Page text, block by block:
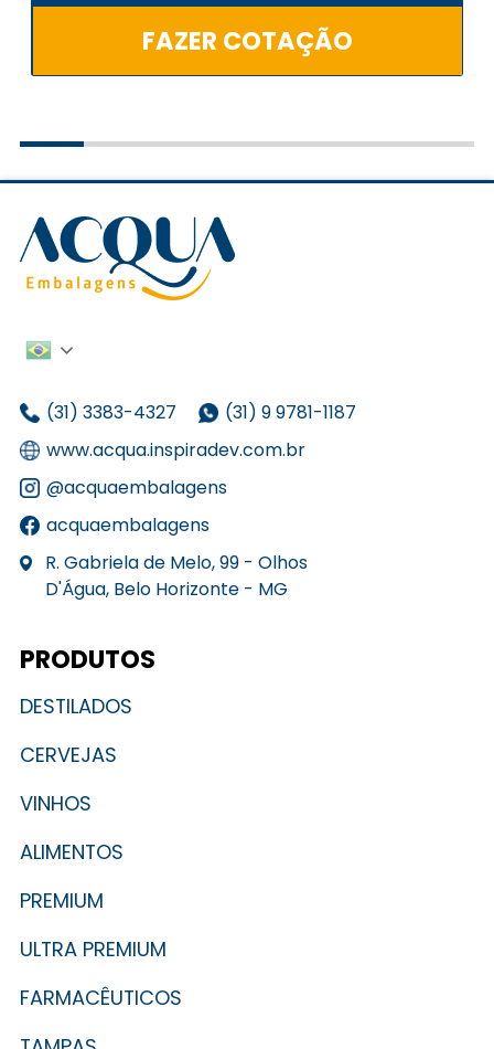
FAZER COTAÇÃO
(31) 3383-4327
(31) 9 9781-1187
www.acqua.inspiradev.com.br
@acquaembalagens
acquaembalagens
R. Gabriela de Melo, 99 - Olhos
D'Água, Belo Horizonte - MG
PRODUTOS
DESTILADOS
CERVEJAS
VINHOS
ALIMENTOS
PREMIUM
ULTRA PREMIUM
FARMACÊUTICOS